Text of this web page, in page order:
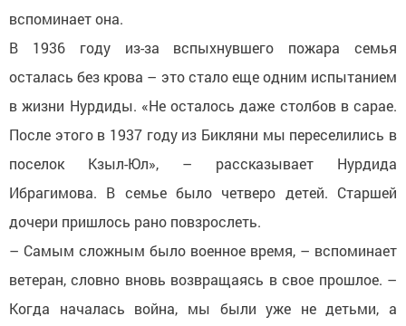
вспоминает она.
В 1936 году из-за вспыхнувшего пожара семья
осталась без крова – это стало еще одним испытанием
в жизни Нурдиды. «Не осталось даже столбов в сарае.
После этого в 1937 году из Бикляни мы переселились в
поселок Кзыл-Юл», – рассказывает Нурдида
Ибрагимова. В семье было четверо детей. Старшей
дочери пришлось рано повзрослеть.
– Самым сложным было военное время, – вспоминает
ветеран, словно вновь возвращаясь в свое прошлое. –
Когда началась война, мы были уже не детьми, а